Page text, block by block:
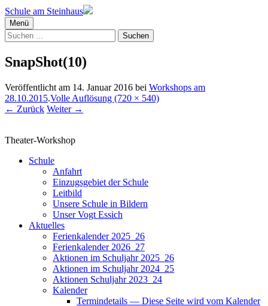
Schule am Steinhaus
Menü
Suchen
nach:
SnapShot(10)
Veröffentlicht am 14. Januar 2016 bei Workshops am
28.10.2015.Volle Auflösung (720 × 540)
← Zurück Weiter →
Theater-Workshop
Schule
Anfahrt
Einzugsgebiet der Schule
Leitbild
Unsere Schule in Bildern
Unser Vogt Essich
Aktuelles
Ferienkalender 2025_26
Ferienkalender 2026_27
Aktionen im Schuljahr 2025_26
Aktionen im Schuljahr 2024_25
Aktionen Schuljahr 2023_24
Kalender
Termindetails — Diese Seite wird vom Kalender